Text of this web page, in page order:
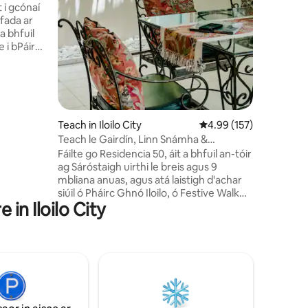
i gcónaí
ar
i bPáirc
Teach in Iloilo City Meánrátáil 4.99 as 5,
4.99 (157)
Teach le Gairdín, Linn Snámha &
Bricfeasta in aice le Megaworld
Fáilte go Residencia 50, áit a bhfuil an-tóir
ag Sáróstaigh uirthi le breis agus 9
mbliana anuas, agus atá laistigh d'achar
siúil ó Pháirc Ghnó Iloilo, ó Festive Walk
Mall, agus díreach trasna ó Iloilo
Supermart. Cibé acu an bhfuil tú ag
úrullmhaithe, bain sult as maidin chiúin sa
in Iloilo City